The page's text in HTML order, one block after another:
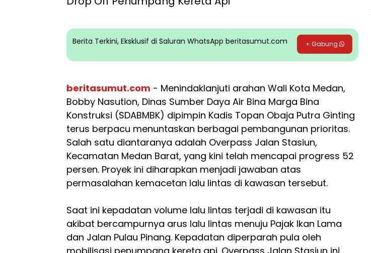
Berita Terkini, Eksklusif di Saluran WhatsApp beritasumut.com + Gabung
beritasumut.com - Menindaklanjuti arahan Wali Kota Medan,
Bobby Nasution, Dinas Sumber Daya Air Bina Marga Bina
Konstruksi (SDABMBK) dipimpin Kadis Topan Obaja Putra Ginting
terus berpacu menuntaskan berbagai pembangunan prioritas.
Salah satu diantaranya adalah Overpass Jalan Stasiun,
Kecamatan Medan Barat, yang kini telah mencapai progress 52
persen. Proyek ini diharapkan menjadi jawaban atas
permasalahan kemacetan lalu lintas di kawasan tersebut.
Saat ini kepadatan volume lalu lintas terjadi di kawasan itu
akibat bercampurnya arus lalu lintas menuju Pajak Ikan Lama
dan Jalan Pulau Pinang. Kepadatan diperparah pula oleh